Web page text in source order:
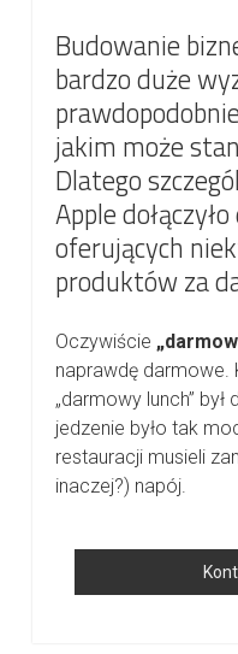
Budowanie
bardzo duże
jakim może
Dlatego
Apple
oferujących
produktów za
Oczywiście
naprawdę darmowe.
„darmowy lunch”
jedzenie było tak
restauracji musieli
inaczej?) napój.